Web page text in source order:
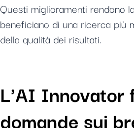
Questi miglioramenti rendono
beneficiano di una ricerca più
della qualità dei risultati.
L'AI Innovator
domande sui